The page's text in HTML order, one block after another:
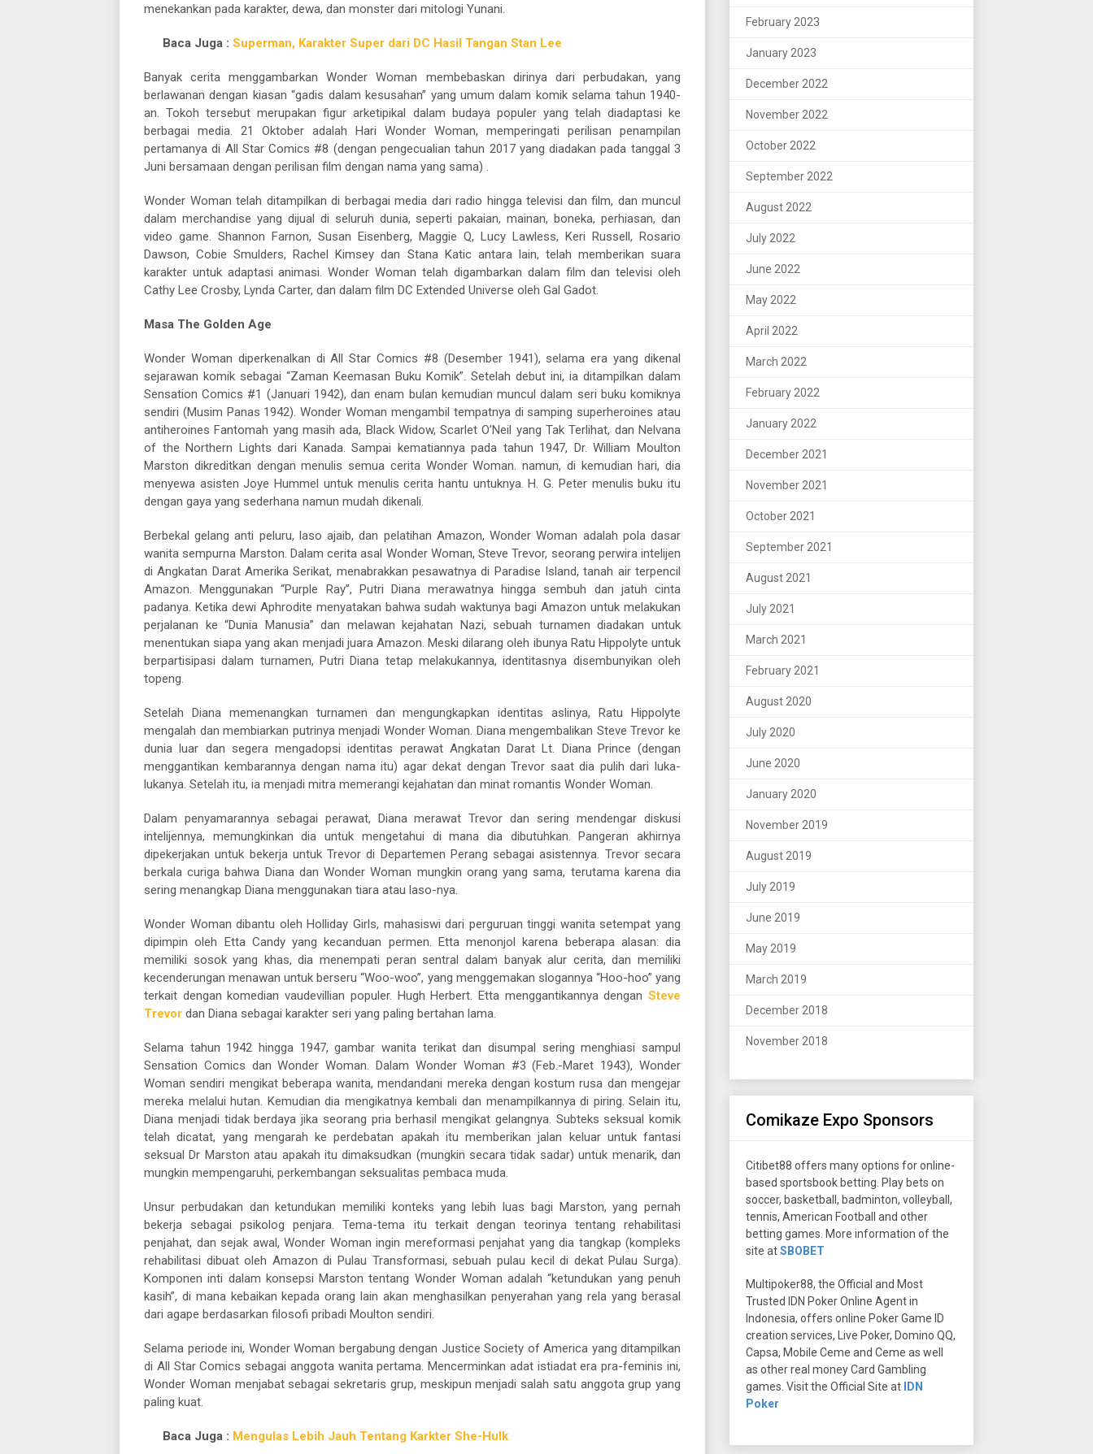
menekankan pada karakter, dewa, dan monster dari mitologi Yunani.
Baca Juga : Superman, Karakter Super dari DC Hasil Tangan Stan Lee
Banyak cerita menggambarkan Wonder Woman membebaskan dirinya dari perbudakan, yang
berlawanan dengan kiasan “gadis dalam kesusahan” yang umum dalam komik selama tahun 1940-
an. Tokoh tersebut merupakan figur arketipikal dalam budaya populer yang telah diadaptasi ke
berbagai media. 21 Oktober adalah Hari Wonder Woman, memperingati perilisan penampilan
pertamanya di All Star Comics #8 (dengan pengecualian tahun 2017 yang diadakan pada tanggal 3
Juni bersamaan dengan perilisan film dengan nama yang sama) .
Wonder Woman telah ditampilkan di berbagai media dari radio hingga televisi dan film, dan muncul
dalam merchandise yang dijual di seluruh dunia, seperti pakaian, mainan, boneka, perhiasan, dan
video game. Shannon Farnon, Susan Eisenberg, Maggie Q, Lucy Lawless, Keri Russell, Rosario
Dawson, Cobie Smulders, Rachel Kimsey dan Stana Katic antara lain, telah memberikan suara
karakter untuk adaptasi animasi. Wonder Woman telah digambarkan dalam film dan televisi oleh
Cathy Lee Crosby, Lynda Carter, dan dalam film DC Extended Universe oleh Gal Gadot.
Masa The Golden Age
Wonder Woman diperkenalkan di All Star Comics #8 (Desember 1941), selama era yang dikenal
sejarawan komik sebagai “Zaman Keemasan Buku Komik”. Setelah debut ini, ia ditampilkan dalam
Sensation Comics #1 (Januari 1942), dan enam bulan kemudian muncul dalam seri buku komiknya
sendiri (Musim Panas 1942). Wonder Woman mengambil tempatnya di samping superheroines atau
antiheroines Fantomah yang masih ada, Black Widow, Scarlet O’Neil yang Tak Terlihat, dan Nelvana
of the Northern Lights dari Kanada. Sampai kematiannya pada tahun 1947, Dr. William Moulton
Marston dikreditkan dengan menulis semua cerita Wonder Woman. namun, di kemudian hari, dia
menyewa asisten Joye Hummel untuk menulis cerita hantu untuknya. H. G. Peter menulis buku itu
dengan gaya yang sederhana namun mudah dikenali.
Berbekal gelang anti peluru, laso ajaib, dan pelatihan Amazon, Wonder Woman adalah pola dasar
wanita sempurna Marston. Dalam cerita asal Wonder Woman, Steve Trevor, seorang perwira intelijen
di Angkatan Darat Amerika Serikat, menabrakkan pesawatnya di Paradise Island, tanah air terpencil
Amazon. Menggunakan “Purple Ray”, Putri Diana merawatnya hingga sembuh dan jatuh cinta
padanya. Ketika dewi Aphrodite menyatakan bahwa sudah waktunya bagi Amazon untuk melakukan
perjalanan ke “Dunia Manusia” dan melawan kejahatan Nazi, sebuah turnamen diadakan untuk
menentukan siapa yang akan menjadi juara Amazon. Meski dilarang oleh ibunya Ratu Hippolyte untuk
berpartisipasi dalam turnamen, Putri Diana tetap melakukannya, identitasnya disembunyikan oleh
topeng.
Setelah Diana memenangkan turnamen dan mengungkapkan identitas aslinya, Ratu Hippolyte
mengalah dan membiarkan putrinya menjadi Wonder Woman. Diana mengembalikan Steve Trevor ke
dunia luar dan segera mengadopsi identitas perawat Angkatan Darat Lt. Diana Prince (dengan
menggantikan kembarannya dengan nama itu) agar dekat dengan Trevor saat dia pulih dari luka-
lukanya. Setelah itu, ia menjadi mitra memerangi kejahatan dan minat romantis Wonder Woman.
Dalam penyamarannya sebagai perawat, Diana merawat Trevor dan sering mendengar diskusi
intelijennya, memungkinkan dia untuk mengetahui di mana dia dibutuhkan. Pangeran akhirnya
dipekerjakan untuk bekerja untuk Trevor di Departemen Perang sebagai asistennya. Trevor secara
berkala curiga bahwa Diana dan Wonder Woman mungkin orang yang sama, terutama karena dia
sering menangkap Diana menggunakan tiara atau laso-nya.
Wonder Woman dibantu oleh Holliday Girls, mahasiswi dari perguruan tinggi wanita setempat yang
dipimpin oleh Etta Candy yang kecanduan permen. Etta menonjol karena beberapa alasan: dia
memiliki sosok yang khas, dia menempati peran sentral dalam banyak alur cerita, dan memiliki
kecenderungan menawan untuk berseru “Woo-woo”, yang menggemakan slogannya “Hoo-hoo” yang
terkait dengan komedian vaudevillian populer. Hugh Herbert. Etta menggantikannya dengan Steve
Trevor dan Diana sebagai karakter seri yang paling bertahan lama.
Selama tahun 1942 hingga 1947, gambar wanita terikat dan disumpal sering menghiasi sampul
Sensation Comics dan Wonder Woman. Dalam Wonder Woman #3 (Feb.-Maret 1943), Wonder
Woman sendiri mengikat beberapa wanita, mendandani mereka dengan kostum rusa dan mengejar
mereka melalui hutan. Kemudian dia mengikatnya kembali dan menampilkannya di piring. Selain itu,
Diana menjadi tidak berdaya jika seorang pria berhasil mengikat gelangnya. Subteks seksual komik
telah dicatat, yang mengarah ke perdebatan apakah itu memberikan jalan keluar untuk fantasi
seksual Dr Marston atau apakah itu dimaksudkan (mungkin secara tidak sadar) untuk menarik, dan
mungkin mempengaruhi, perkembangan seksualitas pembaca muda.
Unsur perbudakan dan ketundukan memiliki konteks yang lebih luas bagi Marston, yang pernah
bekerja sebagai psikolog penjara. Tema-tema itu terkait dengan teorinya tentang rehabilitasi
penjahat, dan sejak awal, Wonder Woman ingin mereformasi penjahat yang dia tangkap (kompleks
rehabilitasi dibuat oleh Amazon di Pulau Transformasi, sebuah pulau kecil di dekat Pulau Surga).
Komponen inti dalam konsepsi Marston tentang Wonder Woman adalah “ketundukan yang penuh
kasih”, di mana kebaikan kepada orang lain akan menghasilkan penyerahan yang rela yang berasal
dari agape berdasarkan filosofi pribadi Moulton sendiri.
Selama periode ini, Wonder Woman bergabung dengan Justice Society of America yang ditampilkan
di All Star Comics sebagai anggota wanita pertama. Mencerminkan adat istiadat era pra-feminis ini,
Wonder Woman menjabat sebagai sekretaris grup, meskipun menjadi salah satu anggota grup yang
paling kuat.
Baca Juga : Mengulas Lebih Jauh Tentang Karkter She-Hulk
February 2023
January 2023
December 2022
November 2022
October 2022
September 2022
August 2022
July 2022
June 2022
May 2022
April 2022
March 2022
February 2022
January 2022
December 2021
November 2021
October 2021
September 2021
August 2021
July 2021
March 2021
February 2021
August 2020
July 2020
June 2020
January 2020
November 2019
August 2019
July 2019
June 2019
May 2019
March 2019
December 2018
November 2018
Comikaze Expo Sponsors
Citibet88 offers many options for online-
based sportsbook betting. Play bets on
soccer, basketball, badminton, volleyball,
tennis, American Football and other
betting games. More information of the
site atSBOBET
Multipoker88, the Official and Most
Trusted IDN Poker Online Agent in
Indonesia, offers online Poker Game ID
creation services, Live Poker, Domino QQ,
Capsa, Mobile Ceme and Ceme as well
as other real money Card Gambling
games. Visit the Official Site at IDN
Poker